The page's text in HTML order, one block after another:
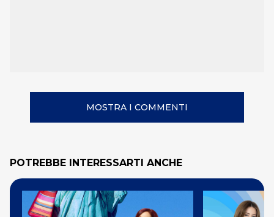
MOSTRA I COMMENTI
POTREBBE INTERESSARTI ANCHE